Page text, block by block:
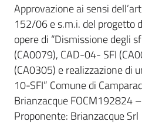
Approvazione ai sensi
152/06 e s.m.i. del progetto
opere di “Dismissione degli
(CA0079), CAD-04- SFI
(CA0305) e realizzazione di
10-SFI” Comune di
Brianzacque FOCM192824
Proponente: Brianzacque Srl